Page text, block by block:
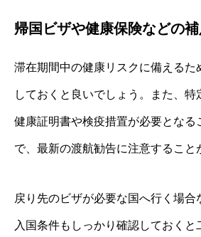
帰国ビザや健康保険などの
滞在期間中の健康リスクに備えるた
しておくと良いでしょう。また、
健康証明書や検疫措置が必要となる
で、最新の渡航勧告に注意すること
戻り先のビザが必要な国へ行く場合
入国条件もしっかり確認しておくと